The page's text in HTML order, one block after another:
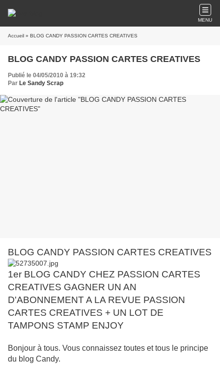
MENU
Accueil » BLOG CANDY PASSION CARTES CREATIVES
BLOG CANDY PASSION CARTES CREATIVES
Publié le 04/05/2010 à 19:32
Par Le Sandy Scrap
BLOG CANDY PASSION CARTES CREATIVES
1er BLOG CANDY CHEZ PASSION CARTES
CREATIVES GAGNER UN AN
D'ABONNEMENT A LA REVUE PASSION
CARTES CREATIVES + UN LOT DE
TAMPONS STAMP ENJOY
Bonjour à tous. Vous connaissez toutes et tous le principe
du blog Candy.